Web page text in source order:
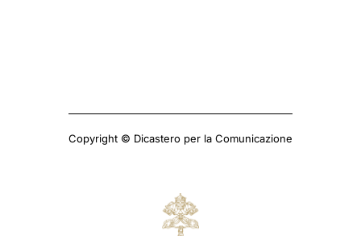
Copyright © Dicastero per la Comunicazione